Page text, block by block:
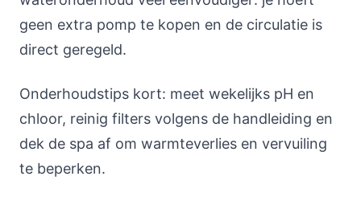
geen extra pomp te kopen en de circulatie is
direct geregeld.
Onderhoudstips kort: meet wekelijks pH en
chloor, reinig filters volgens de handleiding en
dek de spa af om warmteverlies en vervuiling
te beperken.